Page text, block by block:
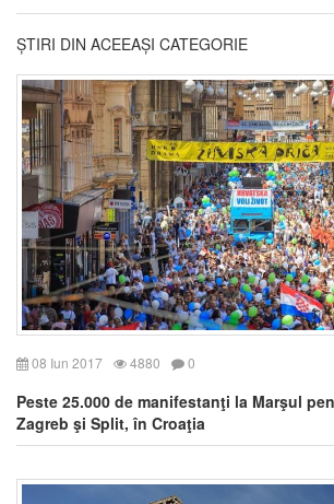
ȘTIRI DIN ACEEAȘI CATEGORIE
08 Iun 2017 4880 0
Peste 25.000 de manifestanţi la Marşul
Zagreb şi Split, în Croaţia